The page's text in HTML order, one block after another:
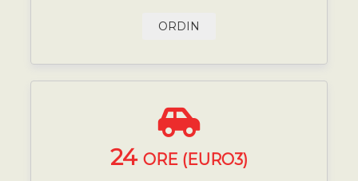
ORDIN
24 ORE (EURO3)